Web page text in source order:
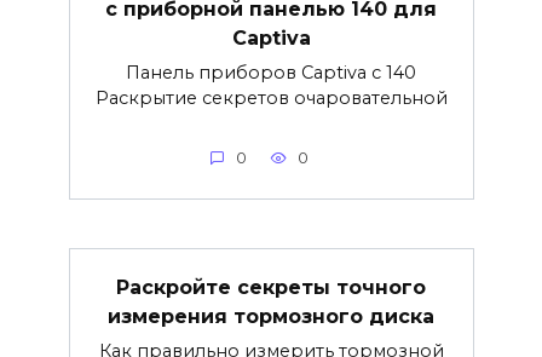
с приборной панелью 140 для
Captiva
Панель приборов Captiva с 140
Раскрытие секретов очаровательной
0 0
Раскройте секреты точного
измерения тормозного диска
Как правильно измерить тормозной